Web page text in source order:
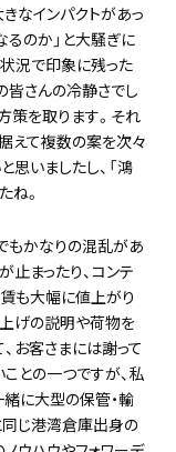
なインパクトがあっ
るのか」と大騒ぎに
況で印象に残った
さんの冷静さでし
策を取ります。それ
えて複数の案を次々
思いましたし、「鴻
ね。
もかなりの混乱があ
止まったり、コンテ
も大幅に値上がり
げの説明や荷物を
お客さまには謝って
との一つですが、私
に大型の保管・輸
同じ港湾倉庫出身の